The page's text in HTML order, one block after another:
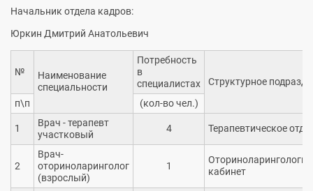
Начальник отдела кадров:
Юркин Дмитрий Анатольевич
№
Наименование
специальности
Потребность
в
специалистах
Структурное
п\п
(кол-во чел.)
1
Врач - терапевт
участковый
4 Терапевтическое
2
Врач-
оториноларинголог
(взрослый)
1
кабинет